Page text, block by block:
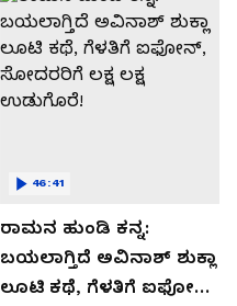
ರಾಮನ ಹುಂಡಿ ಕನ್ನ:
ಬಯಲಾಗ್ತಿದೆ ಅವಿನಾಶ್ ಶುಕ್ಲಾ
ಲೂಟಿ ಕಥೆ, ಗೆಳತಿಗೆ ಐಫೋನ್,
46:41